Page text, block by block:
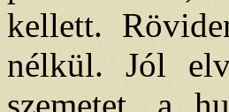
kellett.
nélkül. Jól
szemetet, a